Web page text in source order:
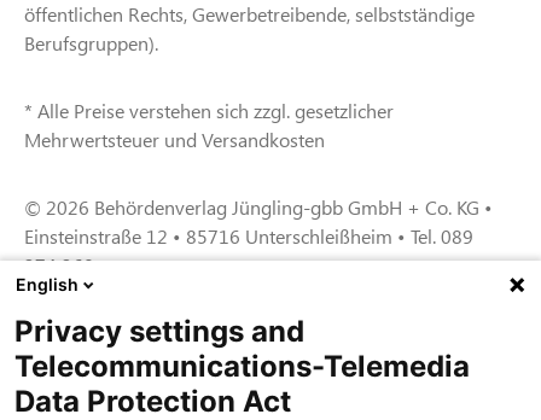
öffentlichen Rechts, Gewerbetreibende, selbstständige
Berufsgruppen).
* Alle Preise verstehen sich zzgl. gesetzlicher
Mehrwertsteuer und Versandkosten
© 2026 Behördenverlag Jüngling-gbb GmbH + Co. KG •
Einsteinstraße 12 • 85716 Unterschleißheim • Tel. 089
374 360
Zertifiziert für das Sicherheitsmanagem
entsystem unter TU4® durch TÜViT Essen
English
Privacy settings and
Telecommunications-Telemedia
Data Protection Act